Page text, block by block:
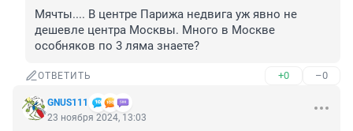
Мячты.... В центре Парижа недвига уж явно не
дешевле центра Москвы. Много в Москве
особняков по 3 ляма знаете?
ОТВЕТИТЬ +0 –0
GNUS111
23 ноября 2024, 13:03